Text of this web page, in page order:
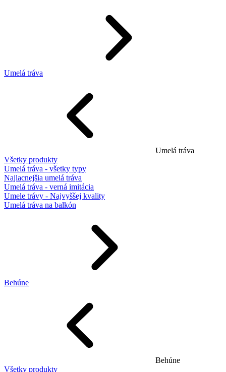
Umelá tráva
Umelá tráva
Všetky produkty
Umelá tráva - všetky typy
Najlacnejšia umelá tráva
Umelá tráva - verná imitácia
Umele trávy - Najvyššej kvality
Umelá tráva na balkón
Behúne
Behúne
Všetky produkty